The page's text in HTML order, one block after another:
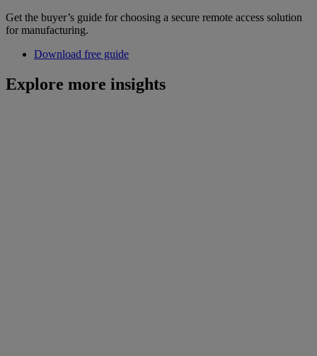
Get the buyer’s guide for choosing a secure remote access solution
for manufacturing.
Download free guide
Explore more insights